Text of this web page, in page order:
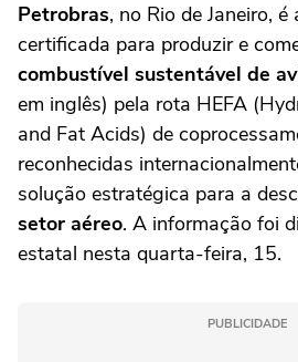
Petrobras, no Rio de Janeiro,
certificada para produzir e
combustível sustentável de
em inglês) pela rota HEFA
and Fat Acids) de
reconhecidas
solução estratégica para a
setor aéreo. A informação foi
estatal nesta quarta-feira, 15.
PUBLICIDADE